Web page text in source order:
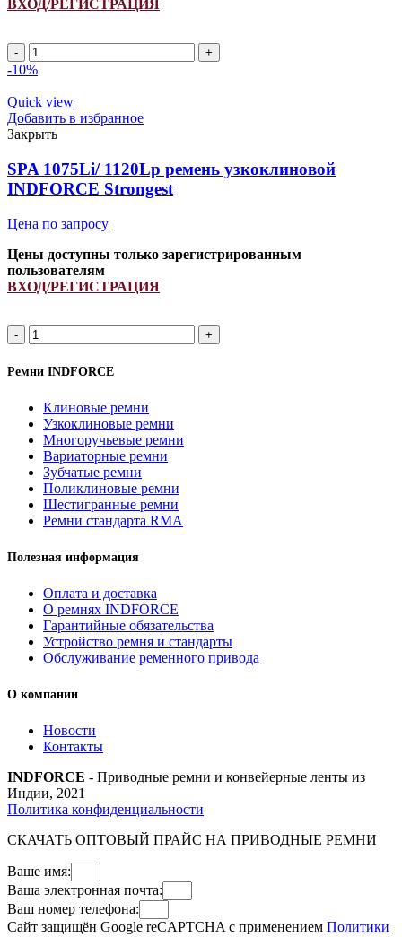
ВХОД/РЕГИСТРАЦИЯ
SPA
3955Li/
ремень
узкоклиновой
INDFORCE
Strongest
quantity
-10%
Quick view
Добавить в избранное
Закрыть
SPA 1075Li/ 1120Lp ремень узкоклиновой
INDFORCE Strongest
Цена по запросу
Цены доступны только зарегистрированным
пользователям
ВХОД/РЕГИСТРАЦИЯ
SPA
1075Li/
1120Lp
ремень
INDFORCE
Strongest
quantity
Ремни INDFORCE
Клиновые ремни
Узкоклиновые ремни
Многоручьевые ремни
Вариаторные ремни
Зубчатые ремни
Поликлиновые ремни
Шестигранные ремни
Ремни стандарта RMA
Полезная информация
Оплата и доставка
О ремнях INDFORCE
Гарантийные обязательства
Устройство ремня и стандарты
Обслуживание ременного привода
О компании
Новости
Контакты
INDFORCE - Приводные ремни и конвейерные ленты из
Индии, 2021
Политика конфиденциальности
СКАЧАТЬ ОПТОВЫЙ ПРАЙС НА ПРИВОДНЫЕ РЕМНИ
Ваше имя:
Ваша электронная почта:
Ваш номер телефона:
Сайт защищён Google reCAPTCHA с применением Политики